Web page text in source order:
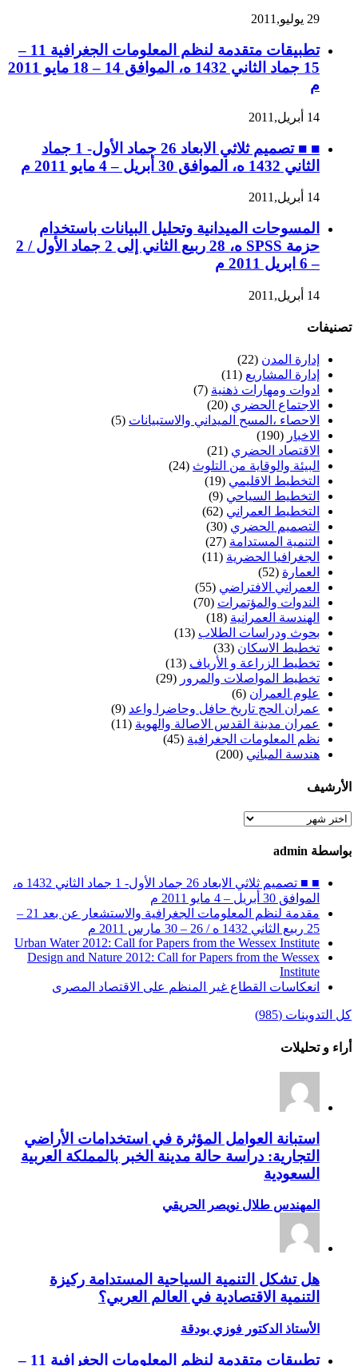
29 يوليو,2011
تطبيقات متقدمة لنظم المعلومات الجغرافية 11 –
15 جماد الثاني 1432 ه، الموافق 14 – 18 مايو 2011
م
14 أبريل,2011
■ ■ تصميم ثلاثي الابعاد 26 جماد الأول- 1 جماد
الثاني 1432 ه، الموافق 30 أبريل – 4 مايو 2011 م
14 أبريل,2011
المسوحات الميدانية وتحليل البيانات باستخدام
حزمة SPSS ه، 28 ربيع الثاني إلى 2 جماد الأول / 2
– 6 ابريل 2011 م
14 أبريل,2011
تصنيفات
إدارة المدن (22)
إدارة المشاريع (11)
ادوات ومهارات ذهنية (7)
الاجتماع الحضري (20)
الاحصاء ،المسح الميداني والاستبيانات (5)
الاخبار (190)
الاقتصاد الحضري (21)
البيئة والوقاية من التلوث (24)
التخطيط الاقليمي (19)
التخطيط السياحي (9)
التخطيط العمراني (62)
التصميم الحضري (30)
التنمية المستدامة (27)
الجغرافيا الحضرية (11)
العمارة (52)
العمراني الافتراضي (55)
الندوات والمؤتمرات (70)
الهندسة العمرانية (18)
بحوث ودراسات الطلاب (13)
تخطيط الاسكان (33)
تخطيط الزراعة و الأرياف (13)
تخطيط المواصلات والمرور (29)
علوم العمران (6)
عمران الحج تاريخ حافل وحاضرا واعد (9)
عمران مدينة القدس الاصالة والهوية (11)
نظم المعلومات الجغرافية (45)
هندسة المباني (200)
الأرشيف
الأرشيف
بواسطة admin
■ ■ تصميم ثلاثي الابعاد 26 جماد الأول- 1 جماد الثاني 1432 ه،
الموافق 30 أبريل – 4 مايو 2011 م
مقدمة لنظم المعلومات الجغرافية والاستشعار عن بعد 21 –
25 ربيع الثاني 1432 ه / 26 – 30 مارس 2011 م
Urban Water 2012: Call for Papers from the Wessex Institute
Design and Nature 2012: Call for Papers from the Wessex
Institute‏
انعكاسات القطاع غير المنظم على الاقتصاد المصرى
كل التدوينات (985)
أراء و تحليلات
استبانة العوامل المؤثرة في استخدامات الأراضي
التجارية: دراسة حالة مدينة الخبر بالمملكة العربية
السعودية
المهندس طلال نويصر الحريقي
هل تشكل التنمية السياحية المستدامة ركيزة
التنمية الاقتصادية في العالم العربي؟
الأستاذ الدكتور فوزي بودقة
تطبيقات متقدمة لنظم المعلومات الجغرافية 11 –